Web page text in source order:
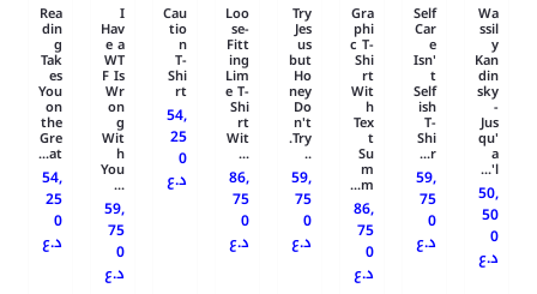
Wa
ssil
y
Kan
din
sky
-
Jus
qu'
a
l'...
50,
50
0
د.ع
Self
Car
e
Isn'
t
Self
ish
T-
Shi
r...
59,
75
0
د.ع
Gra
phi
c T-
Shi
rt
Wit
h
Tex
t
Su
m
m...
86,
75
0
د.ع
Try
Jes
us
but
Ho
ney
Do
n't
Try.
..
59,
75
0
د.ع
Loo
se-
Fitt
ing
Lim
e T-
Shi
rt
Wit
...
86,
75
0
د.ع
Cau
tio
n
T-
Shi
rt
54,
25
0
د.ع
I
Hav
e a
WT
F Is
Wr
on
g
Wit
h
You
...
59,
75
0
د.ع
Rea
din
g
Tak
es
You
on
the
Gre
at...
54,
25
0
د.ع